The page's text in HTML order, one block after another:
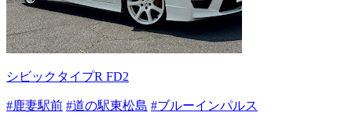
シビックタイプR FD2
#鹿妻駅前 #道の駅東松島 #ブルーインパルス